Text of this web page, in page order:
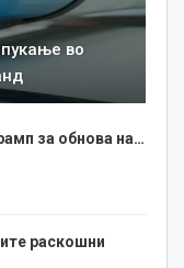
во
за обнова на…
раскошни